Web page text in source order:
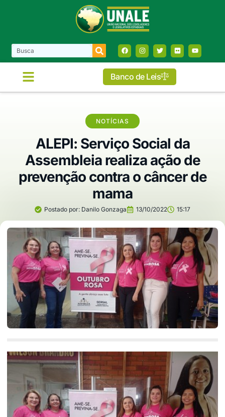
Banco de Leis
NOTÍCIAS
ALEPI: Serviço Social da
Assembleia realiza ação de
prevenção contra o câncer de
mama
Postado por: Danilo Gonzaga 13/10/2022 15:17